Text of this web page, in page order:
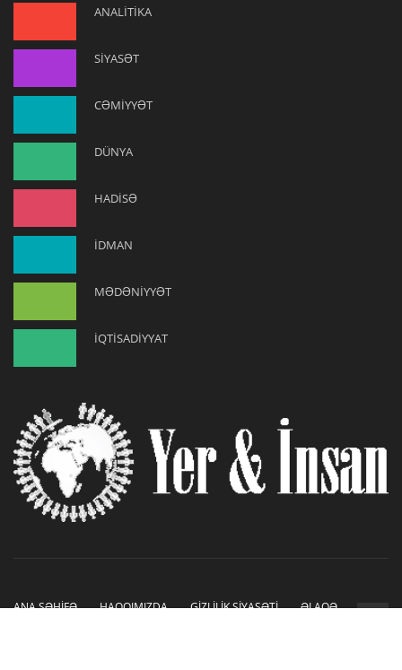
ANALİTİKA
SİYASƏT
CƏMİYYƏT
DÜNYA
HADİSƏ
İDMAN
MƏDƏNİYYƏT
İQTİSADİYYAT
ANA SƏHİFƏ HAQQIMIZDA GİZLİLİK SİYASƏTİ
ƏLAQƏ